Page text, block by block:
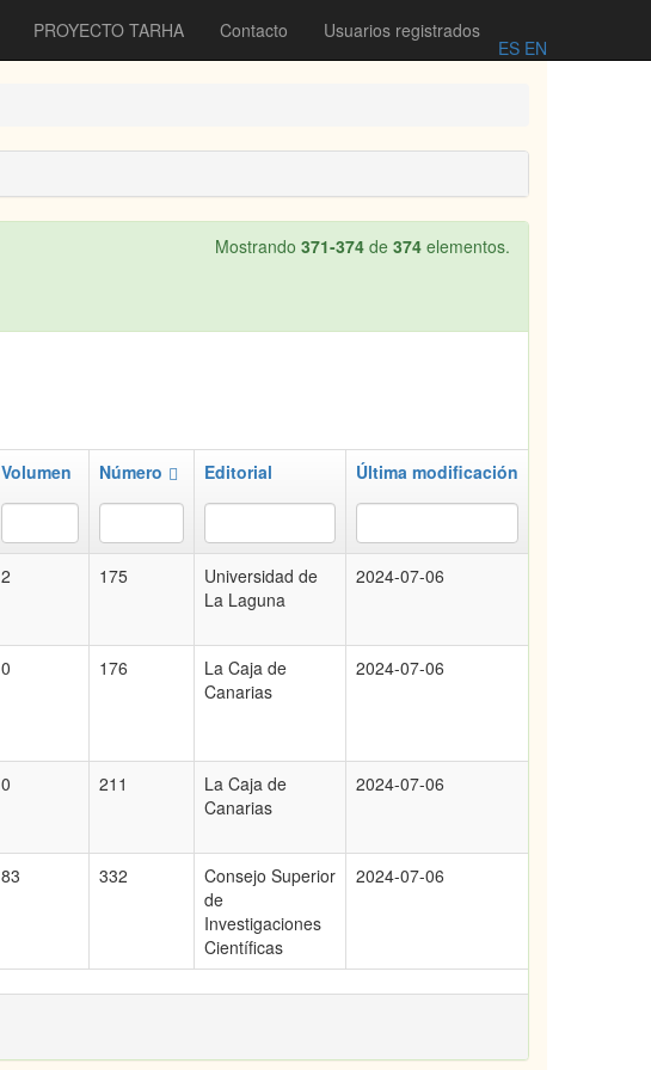
PROYECTO TARHA Contacto Usuarios registrados
ES EN
Mostrando 371-374 de 374 elementos.
Volumen Número Editorial Última modificación
2 175
Universidad de
La Laguna
2024-07-06
0 176
La Caja de
Canarias
2024-07-06
0 211
La Caja de
Canarias
2024-07-06
83 332
Consejo Superior
de
Investigaciones
Científicas
2024-07-06